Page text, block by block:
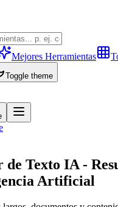
Mejores Herramientas
Toggle theme
de Texto IA -
Artificial